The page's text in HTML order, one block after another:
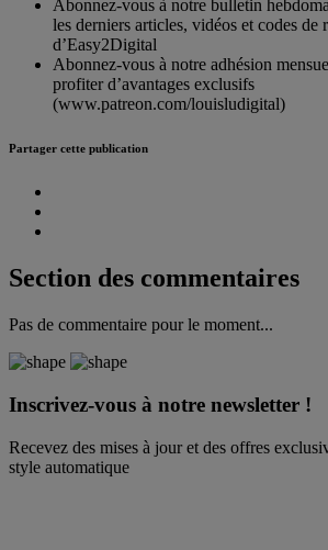
Abonnez-vous à notre bulletin
les derniers articles, vidéos et codes de
d’Easy2Digital
Abonnez-vous à notre adhésion
profiter d’avantages exclusifs
(www.patreon.com/louisludigital)
Partager cette publication
Section des commentaires
Pas de commentaire pour le moment...
Inscrivez-vous à notre newsletter !
Recevez des mises à jour et des offres
style automatique